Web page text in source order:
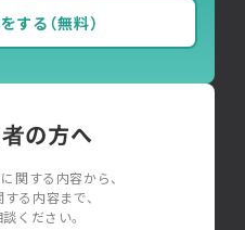
する（無料）
の方へ
関する内容から、
る内容まで、
ください。